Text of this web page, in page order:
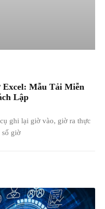
Excel: Mẫu Tải Miễn
Lập
ghi lại giờ vào, giờ ra thực
số giờ